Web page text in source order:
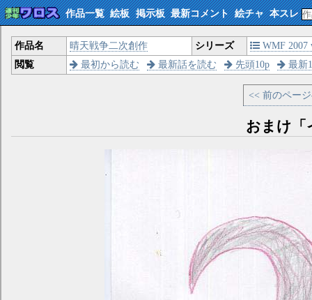
作品一覧 絵板 掲示板 最新コメント 絵チャ 本スレ
作品名 晴天戦争二次創作 シリーズ
WMF 2007
閲覧
最初から読む 最新話を読む 先頭10p 最新
<< 前のペー
おまけ